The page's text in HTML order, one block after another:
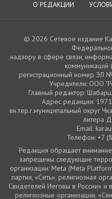
О РЕДАКЦИИ
© 2026 Сетевое издание
надзору в сфере связи,
коммуникаций
регистрационный номер ЭЛ
Учредители: ООО
Главный редактор:
Адрес редакции:
вн.тер.г.муниципальный округ
литера
Email:
Телефон: +7
Редакция обращает
запрещены следующие
организации: Meta (Meta
партия, «Сеть», религиозная
Свидетелей Иеговы в России» и
религиозные организации,